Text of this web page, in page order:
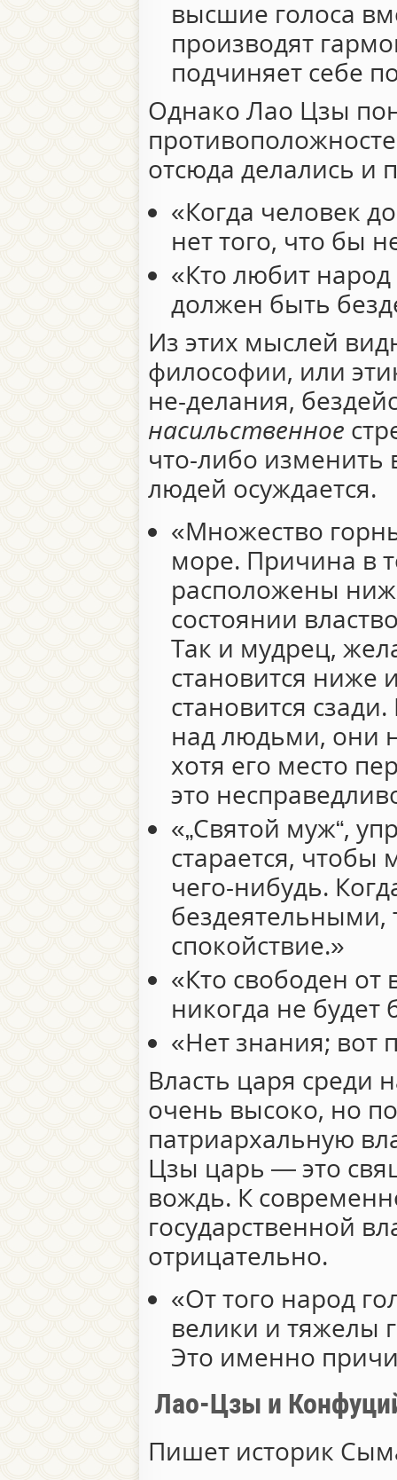
высшие голоса
производят
подчиняет себе
Однако Лао Цзы
отсюда делались и
«Когда человек
нет того, что бы
«Кто любит народ
должен быть
Из этих мыслей
философии, или
не-делания,
насильственное
что-либо
людей осуждается.
«Множество
море. Причина в
расположены
состоянии
Так и мудрец,
становится ниже
становится
над людьми, они
хотя его место
это
«„Святой муж“,
старается, чтобы
чего-нибудь.
бездеятельными,
спокойствие.»
«Кто свободен от
никогда не будет
«Нет знания; вот
Власть царя среди
очень высоко, но
патриархальную
Цзы царь — это
вождь. К
государственной
отрицательно.
«От того народ
велики и тяжелы
Это именно
Лао-Цзы и
Пишет историк